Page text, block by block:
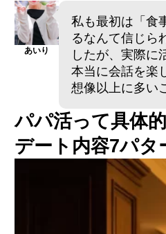
あいり
私も最初は「食
るなんて信じら
したが、実際に
本当に会話を楽
想像以上に多い
パパ活って具体
デート内容7パタ